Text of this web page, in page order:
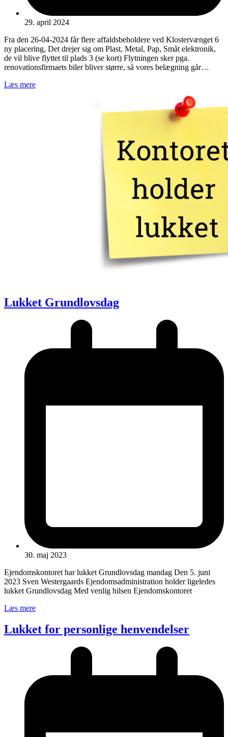
29. april 2024
Fra den 26-04-2024 får flere affaldsbeholdere ved Klostervænget 6
ny placering, Det drejer sig om Plast, Metal, Pap, Småt elektronik,
de vil blive flyttet til plads 3 (se kort) Flytningen sker pga.
renovationsfirmaets biler bliver større, så vores belægning går…
Læs mere
Lukket Grundlovsdag
30. maj 2023
Ejendomskontoret har lukket Grundlovsdag mandag Den 5. juni
2023 Sven Westergaards Ejendomsadministration holder ligeledes
lukket Grundlovsdag Med venlig hilsen Ejendomskontoret
Læs mere
Lukket for personlige henvendelser